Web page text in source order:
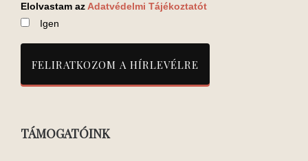
Elolvastam az Adatvédelmi Tájékoztatót
Igen
TÁMOGATÓINK